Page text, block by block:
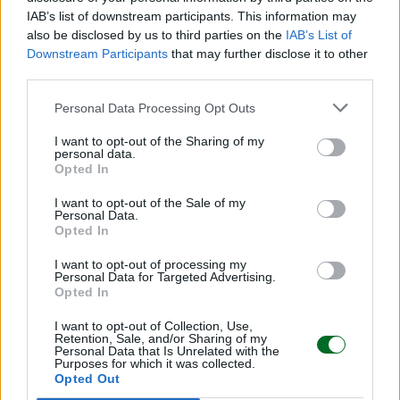
IAB’s list of downstream participants. This information may
also be disclosed by us to third parties on the IAB’s List of
Downstream Participants that may further disclose it to other
Personal Data Processing Opt Outs
I want to opt-out of the Sharing of my
personal data.
Opted In
I want to opt-out of the Sale of my
Personal Data.
Opted In
I want to opt-out of processing my
Personal Data for Targeted Advertising.
Opted In
I want to opt-out of Collection, Use,
Retention, Sale, and/or Sharing of my
Personal Data that Is Unrelated with the
Purposes for which it was collected.
Opted Out
vogliono veder colare a picco le vendite"
Emanuela Meucci
Sfoglia Moneta
MULTIMEDIA